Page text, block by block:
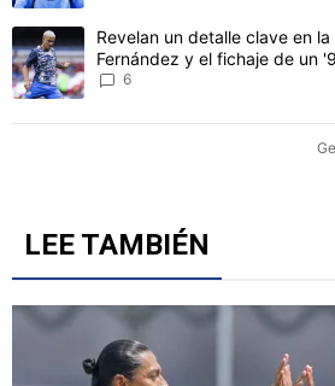
Un artículo de tendencia con el título
Revelan un detalle clave en
Fernández y el fichaje de un
6
LEE TAMBIÉN